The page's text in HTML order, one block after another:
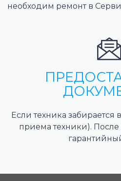
необходим ремонт в
Если техника
приема техники). После